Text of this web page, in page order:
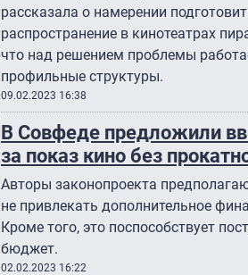
рассказала о намерении
распространение в кинотеатрах
что над решением проблемы
профильные структуры.
09.02.2023 16:38
В Совфеде предложили
за показ кино без
Авторы законопроекта
не привлекать дополнительное
Кроме того, это поспособствует
бюджет.
02.02.2023 16:22